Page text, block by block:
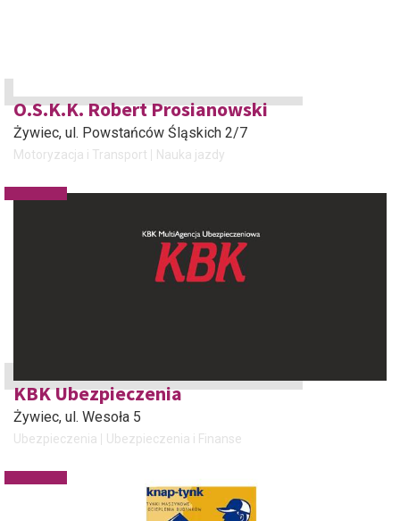
O.S.K.K. Robert Prosianowski
Żywiec, ul. Powstańców Śląskich 2/7
Motoryzacja i Transport Nauka jazdy
KBK Ubezpieczenia
Żywiec, ul. Wesoła 5
Ubezpieczenia Ubezpieczenia i Finanse